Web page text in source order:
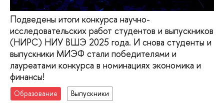
Подведены итоги конкурса научно-
исследовательских работ студентов и выпускников
(НИРС) НИУ ВШЭ 2025 года. И снова студенты и
выпускники МИЭФ стали победителями и
лауреатами конкурса в номинациях экономика и
финансы!
Образование
Выпускники